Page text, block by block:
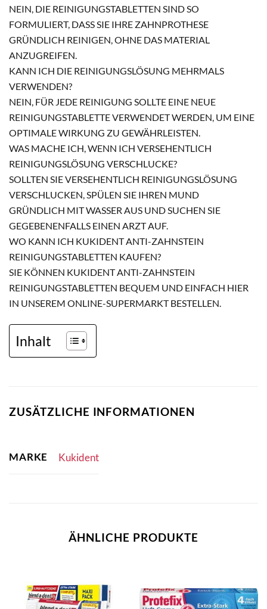
NEIN, DIE REINIGUNGSTABLETTEN SIND SO
FORMULIERT, DASS SIE IHRE ZAHNPROTHESE
GRÜNDLICH REINIGEN, OHNE DAS MATERIAL
ANZUGREIFEN.
KANN ICH DIE REINIGUNGSLÖSUNG MEHRMALS
VERWENDEN?
NEIN, FÜR JEDE REINIGUNG SOLLTE EINE NEUE
REINIGUNGSTABLETTE VERWENDET WERDEN, UM EINE
OPTIMALE WIRKUNG ZU GEWÄHRLEISTEN.
WAS MACHE ICH, WENN ICH VERSEHENTLICH
REINIGUNGSLÖSUNG VERSCHLUCKE?
SOLLTEN SIE VERSEHENTLICH REINIGUNGSLÖSUNG
VERSCHLUCKEN, SPÜLEN SIE IHREN MUND
GRÜNDLICH MIT WASSER AUS UND SUCHEN SIE
GEGEBENENFALLS EINEN ARZT AUF.
WO KANN ICH KUKIDENT ANTI-ZAHNSTEIN
REINIGUNGSTABLETTEN KAUFEN?
SIE KÖNNEN KUKIDENT ANTI-ZAHNSTEIN
REINIGUNGSTABLETTEN BEQUEM UND EINFACH HIER
IN UNSEREM ONLINE-SUPERMARKT BESTELLEN.
Inhalt
ZUSÄTZLICHE INFORMATIONEN
MARKE Kukident
ÄHNLICHE PRODUKTE